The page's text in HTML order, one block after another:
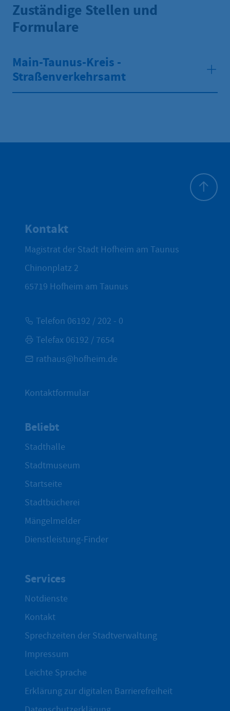
Zuständige Stellen und
Formulare
Main-Taunus-Kreis -
Straßenverkehrsamt
Kontakt
Magistrat der Stadt Hofheim am Taunus
Chinonplatz 2
65719 Hofheim am Taunus
Telefon 06192 / 202 - 0
Telefax 06192 / 7654
rathaus@hofheim.de
Kontaktformular
Beliebt
Stadthalle
Stadtmuseum
Startseite
Stadtbücherei
Mängelmelder
Dienstleistung-Finder
Services
Notdienste
Kontakt
Sprechzeiten der Stadtverwaltung
Impressum
Leichte Sprache
Erklärung zur digitalen Barrierefreiheit